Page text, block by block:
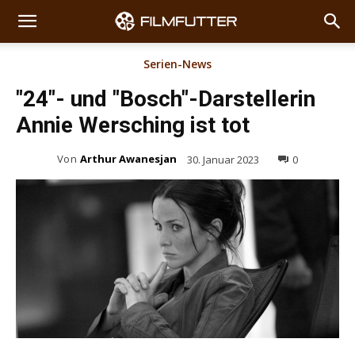
Serien-News
"24"- und "Bosch"-Darstellerin
Annie Wersching ist tot
Von Arthur Awanesjan 30. Januar 2023 0